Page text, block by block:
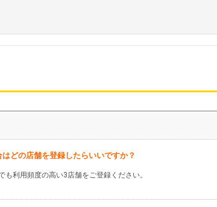
どの店舗を登録したらいいですか？
利用頻度の高い3店舗をご登録ください。